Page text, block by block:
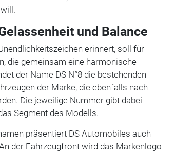
und Balance
erinnert, soll für
die gemeinsam eine harmonische
der Name DS N°8 die bestehenden
der Marke, die ebenfalls nach
Die jeweilige Nummer gibt dabei
Segment des Modells.
präsentiert DS Automobiles auch
der Fahrzeugfront wird das Markenlogo